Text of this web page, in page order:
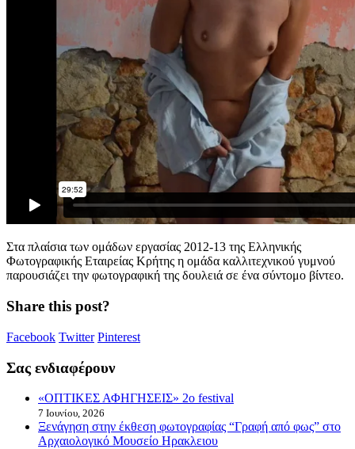
Στα πλαίσια των ομάδων εργασίας 2012-13 της Ελληνικής
Φωτογραφικής Εταιρείας Κρήτης η ομάδα καλλιτεχνικού γυμνού
παρουσιάζει την φωτογραφική της δουλειά σε ένα σύντομο βίντεο.
Share this post?
Facebook Twitter Pinterest
Σας ενδιαφέρουν
«ΟΠΤΙΚΕΣ ΑΦΗΓΗΣΕΙΣ» 2o festival
7 Ιουνίου, 2026
Ξενάγηση στην έκθεση φωτογραφίας “Γραφή από φως” στο
Αρχαιολογικό Μουσείο Ηρακλειου